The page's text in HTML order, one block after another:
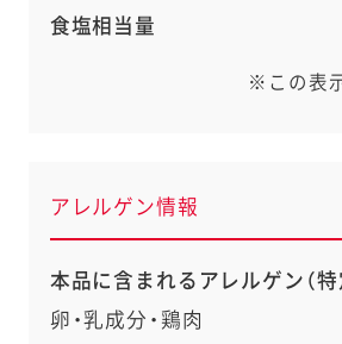
食塩相当量
※この表
アレルゲン情報
本品に含まれるアレルゲン（特
卵・乳成分・鶏肉